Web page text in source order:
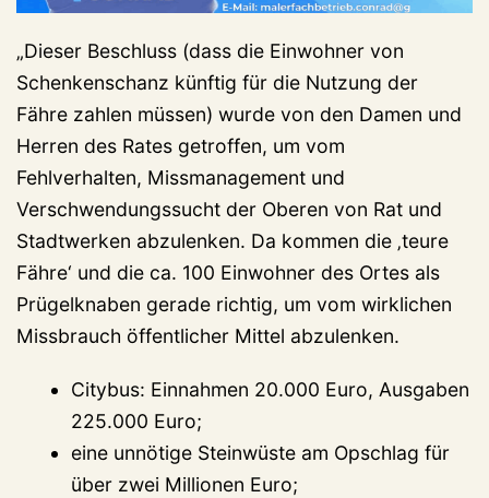
„Dieser Beschluss (dass die Einwohner von
Schenkenschanz künftig für die Nutzung der
Fähre zahlen müssen) wurde von den Damen und
Herren des Rates getroffen, um vom
Fehlverhalten, Missmanagement und
Verschwendungssucht der Oberen von Rat und
Stadtwerken abzulenken. Da kommen die ‚teure
Fähre‘ und die ca. 100 Einwohner des Ortes als
Prügelknaben gerade richtig, um vom wirklichen
Missbrauch öffentlicher Mittel abzulenken.
Citybus: Einnahmen 20.000 Euro, Ausgaben
225.000 Euro;
eine unnötige Steinwüste am Opschlag für
über zwei Millionen Euro;